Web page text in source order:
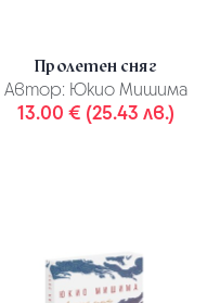
Пролетен сняг
Автор: Юкио Мишима
13.00 € (25.43 лв.)